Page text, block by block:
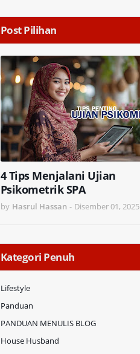
Post Pilihan
4 Tips Menjalani Ujian
Psikometrik SPA
by Hasrul Hassan - Disember 01, 2025
Kategori Penuh
Lifestyle
Panduan
PANDUAN MENULIS BLOG
House Husband